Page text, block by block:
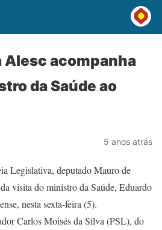
Alesc acompanha
da Saúde ao
5 anos atrás
Legislativa, deputado Mauro de
visita do ministro da Saúde, Eduardo
nesta sexta-feira (5).
Carlos Moisés da Silva (PSL), do